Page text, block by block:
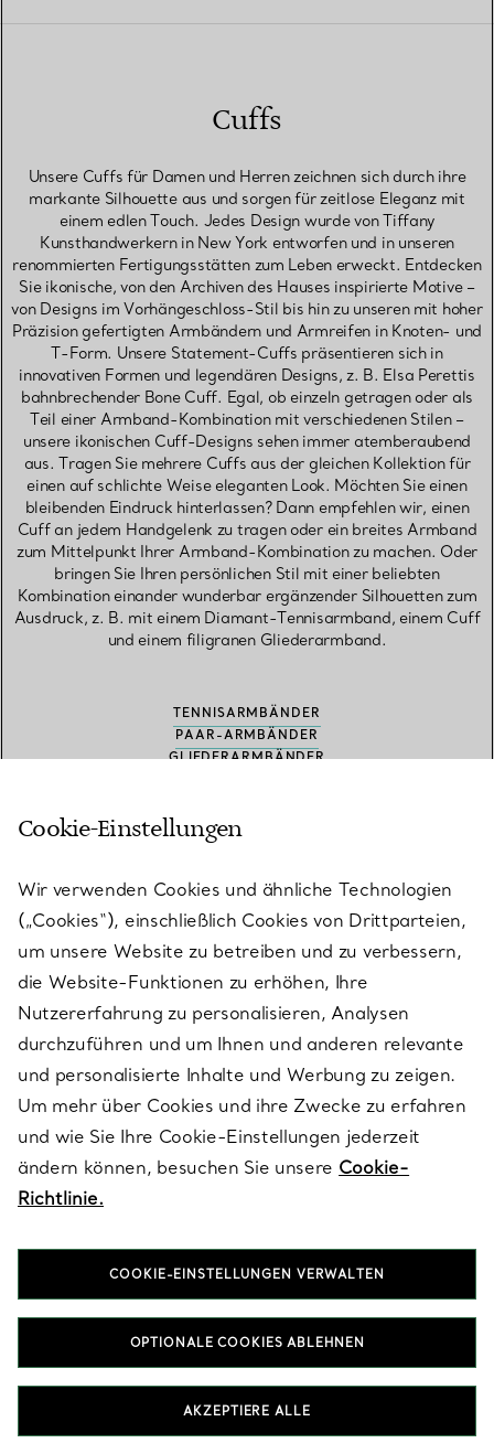
Cuffs
Unsere Cuffs für Damen und Herren zeichnen sich durch ihre
markante Silhouette aus und sorgen für zeitlose Eleganz mit
einem edlen Touch. Jedes Design wurde von Tiffany
Kunsthandwerkern in New York entworfen und in unseren
renommierten Fertigungsstätten zum Leben erweckt. Entdecken
Sie ikonische, von den Archiven des Hauses inspirierte Motive –
von Designs im Vorhängeschloss-Stil bis hin zu unseren mit hoher
Präzision gefertigten Armbändern und Armreifen in Knoten- und
T-Form. Unsere Statement-Cuffs präsentieren sich in
innovativen Formen und legendären Designs, z. B. Elsa Perettis
bahnbrechender Bone Cuff. Egal, ob einzeln getragen oder als
Teil einer Armband-Kombination mit verschiedenen Stilen –
unsere ikonischen Cuff-Designs sehen immer atemberaubend
aus. Tragen Sie mehrere Cuffs aus der gleichen Kollektion für
einen auf schlichte Weise eleganten Look. Möchten Sie einen
bleibenden Eindruck hinterlassen? Dann empfehlen wir, einen
Cuff an jedem Handgelenk zu tragen oder ein breites Armband
zum Mittelpunkt Ihrer Armband-Kombination zu machen. Oder
bringen Sie Ihren persönlichen Stil mit einer beliebten
Kombination einander wunderbar ergänzender Silhouetten zum
Ausdruck, z. B. mit einem Diamant-Tennisarmband, einem Cuff
und einem filigranen Gliederarmband.
TENNISARMBÄNDER
PAAR-ARMBÄNDER
GLIEDERARMBÄNDER
Häufig gestellte Fragen zu Cuffs
Was zeichnet die Armreife von HardWear by
Tiffany aus?
raffiniertem Schmuck neu und fertigt jeden Cuff in
18 Karat Gold mit einer markanten, architektonischen
Anmutung. Die Kollektion basiert auf Tiffanys Vermächtnis der
Präzision, um ein Design zu schaffen, das sowohl eindrucksvoll
als auch zeitlos ist. Entdecken Sie die gesamte HardWear by
Tiffany Kollektion und finden Sie den Cuff, der am besten zu
Wie wähle ich zwischen einem Cuff und einem
Armreif?
Welche Armreif-Designs von Elsa Peretti® bietet
Tiffany an?
Welche Materialien werden bei luxuriösen Cuffs
Cookie-Einstellungen
Wir verwenden Cookies und ähnliche Technologien
(„Cookies“), einschließlich Cookies von Drittparteien,
um unsere Website zu betreiben und zu verbessern,
die Website-Funktionen zu erhöhen, Ihre
Nutzererfahrung zu personalisieren, Analysen
durchzuführen und um Ihnen und anderen relevante
und personalisierte Inhalte und Werbung zu zeigen.
Um mehr über Cookies und ihre Zwecke zu erfahren
und wie Sie Ihre Cookie-Einstellungen jederzeit
ändern können, besuchen Sie unsere Cookie-
Richtlinie.
COOKIE-EINSTELLUNGEN VERWALTEN
OPTIONALE COOKIES ABLEHNEN
AKZEPTIERE ALLE